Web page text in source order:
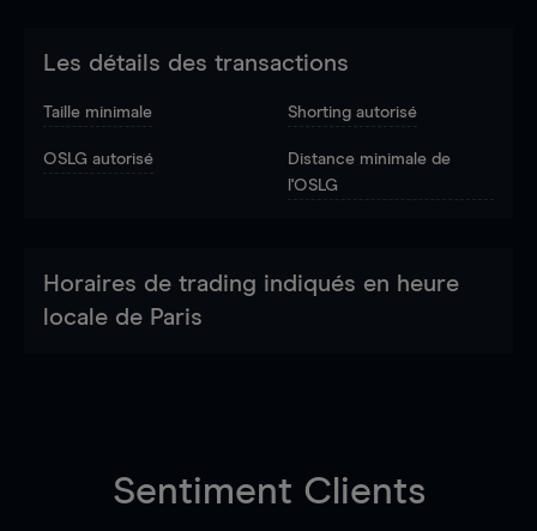
Les détails des transactions
Taille minimale Shorting autorisé
OSLG autorisé
Distance minimale de
l'OSLG
Horaires de trading indiqués en heure
locale de Paris
Sentiment Clients